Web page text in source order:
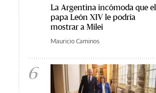
La Argentina incómoda que el
papa León XIV le podría
mostrar a Milei
Mauricio Caminos
6